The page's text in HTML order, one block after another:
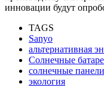
инновации будут
TAGS
Sanyo
альтернативная
Солнечные
солнечные панели
экология